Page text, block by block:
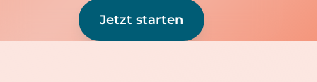
Jetzt starten